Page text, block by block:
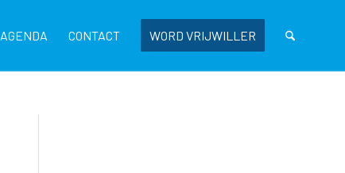
AGENDA CONTACT WORD VRIJWILLER